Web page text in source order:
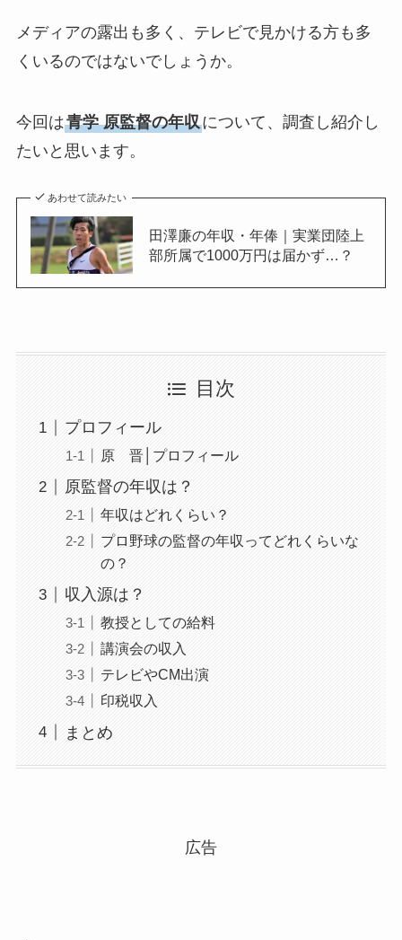
メディアの露出も多く、テレビで見かける方も多
くいるのではないでしょうか。
今回は青学 原監督の年収について、調査し紹介し
たいと思います。
あわせて読みたい
田澤廉の年収・年俸｜実業団陸上
部所属で1000万円は届かず…？
目次
プロフィール
原 晋│プロフィール
原監督の年収は？
年収はどれくらい？
プロ野球の監督の年収ってどれくらいな
の？
収入源は？
教授としての給料
講演会の収入
テレビやCM出演
印税収入
まとめ
広告